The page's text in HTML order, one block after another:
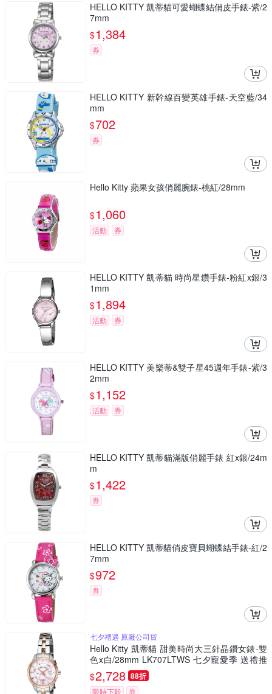
HELLO KITTY 凱蒂貓可愛蝴蝶結俏皮手錶-紫/2
7mm
$1,384
券
HELLO KITTY 新幹線百變英雄手錶-天空藍/34
mm
$702
券
Hello Kitty 蘋果女孩俏麗腕錶-桃紅/28mm
$1,060
活動 券
HELLO KITTY 凱蒂貓 時尚星鑽手錶-粉紅x銀/3
1mm
$1,894
活動 券
HELLO KITTY 美樂蒂&雙子星45週年手錶-紫/3
2mm
$1,152
活動 券
HELLO KITTY 凱蒂貓滿版俏麗手錶 紅x銀/24m
m
$1,422
券
HELLO KITTY 凱蒂貓俏皮寶貝蝴蝶結手錶-紅/2
7mm
$972
券
七夕禮遇 原廠公司貨
Hello Kitty 凱蒂貓 甜美時尚大三針晶鑽女錶-雙
色x白/28mm LK707LTWS 七夕寵愛季 送禮推
薦
$2,728 88折
限時下殺 券